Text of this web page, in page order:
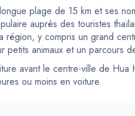
plage de 15 km et ses
auprès des touristes
y compris un grand
animaux et un parcours
avant le centre-ville de
ou moins en voiture.